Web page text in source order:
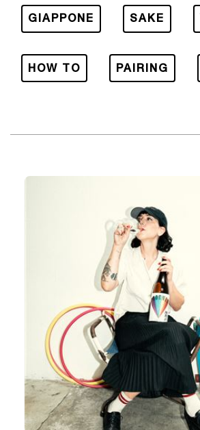
GIAPPONE SAKE
HOW TO PAIRING